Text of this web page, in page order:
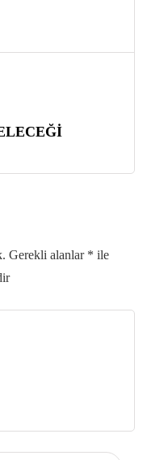
Gerekli alanlar * ile